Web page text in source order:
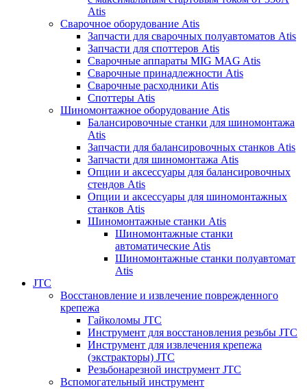
Atis
Сварочное оборудование Atis
Запчасти для сварочных полуавтоматов Atis
Запчасти для споттеров Atis
Сварочные аппараты MIG MAG Atis
Сварочные принадлежности Atis
Сварочные расходники Atis
Споттеры Atis
Шиномонтажное оборудование Atis
Балансировочные станки для шиномонтажа
Atis
Запчасти для балансировочных станков Atis
Запчасти для шиномонтажа Atis
Опции и аксессуары для балансировочных
стендов Atis
Опции и аксессуары для шиномонтажных
станков Atis
Шиномонтажные станки Atis
Шиномонтажные станки
автоматические Atis
Шиномонтажные станки полуавтомат
Atis
JTC
Восстановление и извлечение поврежденного
крепежа
Гайколомы JTC
Инструмент для восстановления резьбы JTC
Инструмент для извлечения крепежа
(экстракторы) JTC
Резьбонарезной инструмент JTC
Вспомогательный инструмент